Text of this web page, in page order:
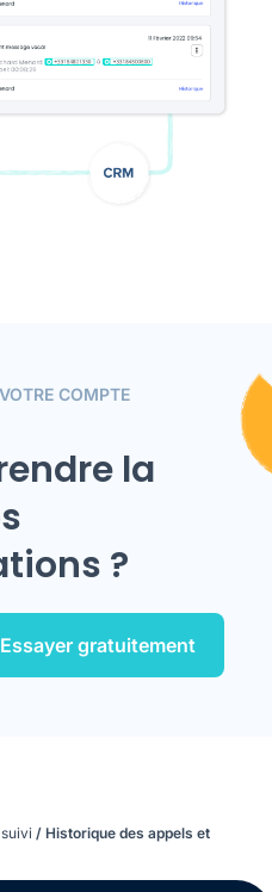
COMPTE
la
?
Essayer gratuitement
/ Historique des appels et